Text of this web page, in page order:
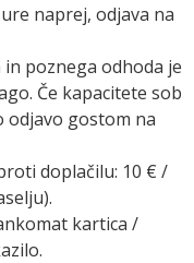
naprej, odjava na
poznega odhoda je
Če kapacitete sob
odjavo gostom na
doplačilu: 10 € /
kartica /